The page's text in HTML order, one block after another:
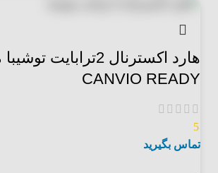
هارد اکسترنال 2ترابایت
CANVIO READY
5
تماس بگیرید